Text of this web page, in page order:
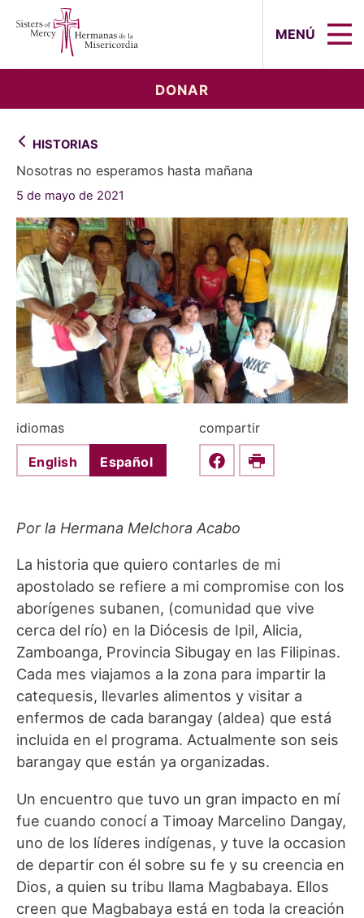
MENÚ
DONAR
HISTORIAS
Nosotras no esperamos hasta mañana
5 de mayo de 2021
idiomas
English Español
compartir
Share this on Facebook
Print
Por la Hermana Melchora Acabo
La historia que quiero contarles de mi
apostolado se refiere a mi compromise con los
aborígenes subanen, (comunidad que vive
cerca del río) en la Diócesis de Ipil, Alicia,
Zamboanga, Provincia Sibugay en las Filipinas.
Cada mes viajamos a la zona para impartir la
catequesis, llevarles alimentos y visitar a
enfermos de cada barangay (aldea) que está
incluida en el programa. Actualmente son seis
barangay que están ya organizadas.
Un encuentro que tuvo un gran impacto en mí
fue cuando conocí a Timoay Marcelino Dangay,
uno de los líderes indígenas, y tuve la occasion
de departir con él sobre su fe y su creencia en
Dios, a quien su tribu llama Magbabaya. Ellos
creen que Magbabaya está en toda la creación